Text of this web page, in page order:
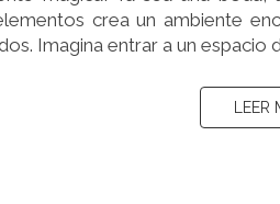
crea un ambiente
Imagina entrar a un espacio
LEER